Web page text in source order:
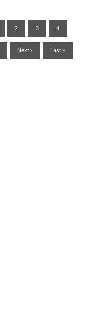
2 3 4
Next › Last »